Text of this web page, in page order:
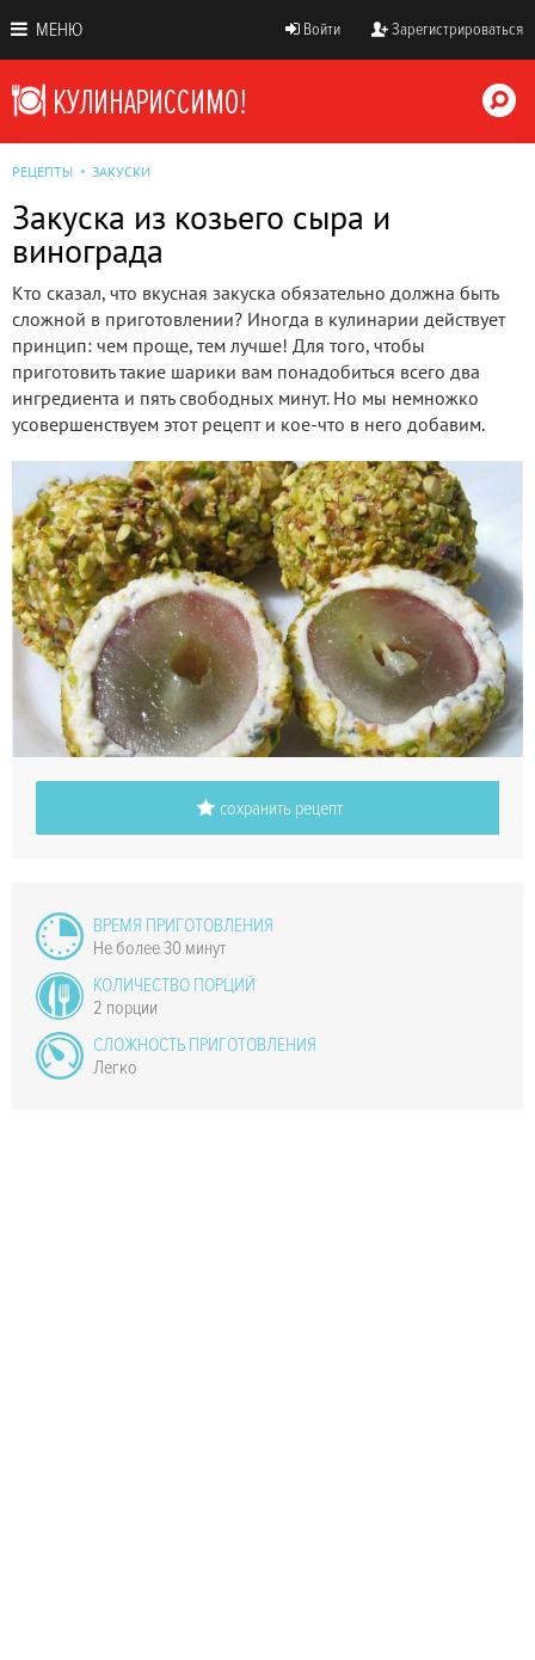
МЕНЮ Войти Зарегистрироваться
РЕЦЕПТЫ ЗАКУСКИ
Закуска из козьего сыра и
винограда
Кто сказал, что вкусная закуска обязательно должна быть
сложной в приготовлении? Иногда в кулинарии действует
принцип: чем проще, тем лучше! Для того, чтобы
приготовить такие шарики вам понадобиться всего два
ингредиента и пять свободных минут. Но мы немножко
усовершенствуем этот рецепт и кое-что в него добавим.
сохранить рецепт
ВРЕМЯ ПРИГОТОВЛЕНИЯ
Не более 30 минут
КОЛИЧЕСТВО ПОРЦИЙ
2 порции
СЛОЖНОСТЬ ПРИГОТОВЛЕНИЯ
Легко